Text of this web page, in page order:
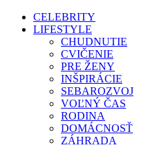
CELEBRITY
LIFESTYLE
CHUDNUTIE
CVIČENIE
PRE ŽENY
INŠPIRÁCIE
SEBAROZVOJ
VOĽNÝ ČAS
RODINA
DOMÁCNOSŤ
ZÁHRADA